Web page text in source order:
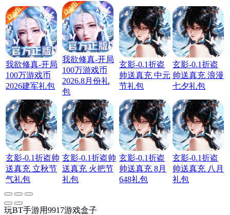
我欲修真-开局
100万游戏币
2026建军礼包
我欲修真-开局
100万游戏币
2026.8月份礼
包
玄影-0.1折盗
帅送真充 中元
节礼包
玄影-0.1折盗
帅送真充 浪漫
七夕礼包
玄影-0.1折盗帅
送真充 立秋节
气礼包
玄影-0.1折盗帅
送真充 火把节
礼包
玄影-0.1折盗
帅送真充 8月
648礼包
玄影-0.1折盗
帅送真充 八月
礼包
玩BT手游用9917游戏盒子